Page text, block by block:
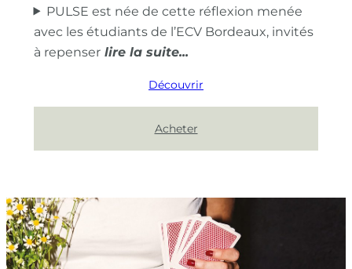
PULSE est née de cette réflexion menée
avec les étudiants de l’ECV Bordeaux, invités
à repenser
Découvrir
Acheter